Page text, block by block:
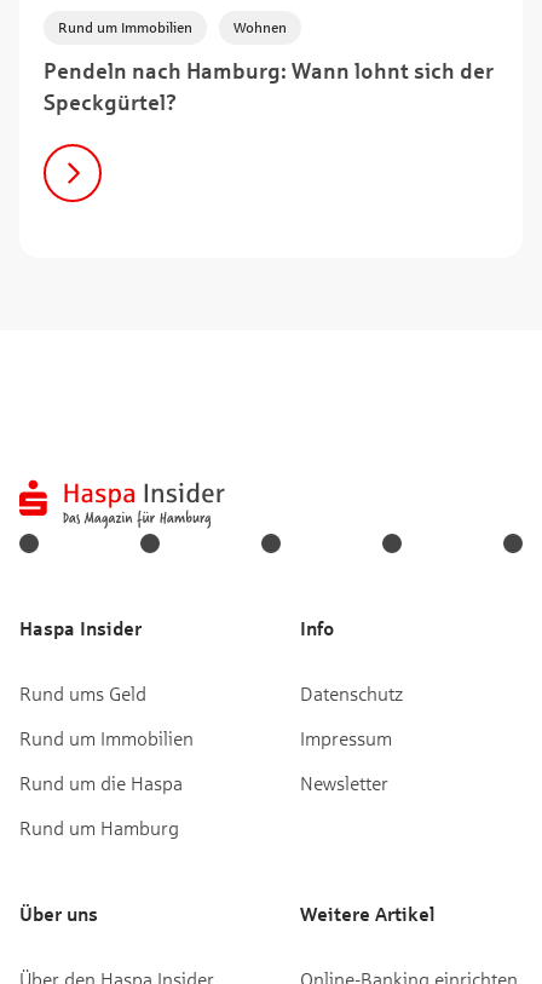
Pendeln nach Hamburg: Wann lohnt sich der
Speckgürtel?
Rund um Immobilien Wohnen
Haspa Insider
Rund ums Geld
Rund um Immobilien
Rund um die Haspa
Rund um Hamburg
Info
Datenschutz
Impressum
Newsletter
Über uns
Über den Haspa Insider
Weitere Artikel
Online-Banking einrichten